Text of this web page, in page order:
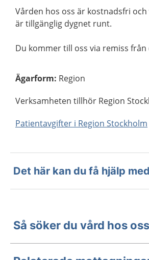
Vården hos oss är kostnadsfri
är tillgänglig dygnet runt.
Du kommer till oss via remiss från
Ägarform: Region
Verksamheten tillhör Region
Patientavgifter i Region Stockholm
Det här kan du få hjälp med
Så söker du vård hos oss